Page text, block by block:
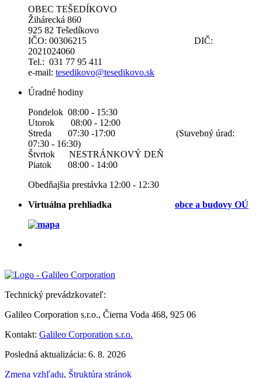
OBEC TEŠEDÍKOVO
Žihárecká 860
925 82 Tešedíkovo
IČO: 00306215 DIČ:
2021024060
Tel.: 031 77 95 411
e-mail: tesedikovo@tesedikovo.sk
Úradné hodiny
Pondelok 08:00 - 15:30
Utorok 08:00 - 12:00
Streda 07:30 -17:00 (Stavebný úrad:
07:30 - 16:30)
Štvrtok NESTRÁNKOVÝ DEŇ
Piatok 08:00 - 14:00
Obedňajšia prestávka 12:00 - 12:30
Virtuálna prehliadka obce a budovy OÚ
Technický prevádzkovateľ:
Galileo Corporation s.r.o., Čierna Voda 468, 925 06
Kontakt: Galileo Corporation s.r.o.
Posledná aktualizácia: 6. 8. 2026
Zmena vzhľadu, Štruktúra stránok